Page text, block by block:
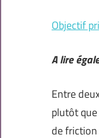
Objectif
A lire
Entre
plutôt
de